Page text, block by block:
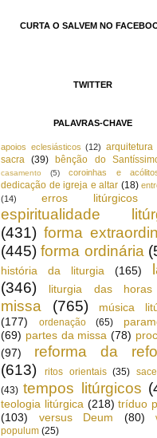
CURTA O SALVEM NO
TWITTER
PALAVRAS-CHAVE
apoios eclesiásticos (12) arquitetura
sacra (39) bênção do
casamento (5) coroinhas e
dedicação de igreja e altar (18)
(14)
erros litúrgicos
espiritualidade
(431) forma
(445) forma ordinária
história da liturgia (165)
(346)
liturgia das horas
missa (765)
música
(177)
ordenação (65)
(69) partes da missa (78)
(97)
reforma da
(613)
ritos orientais (35)
(43) tempos litúrgicos
teologia litúrgica (218) tríduo
(103)
versus Deum (80)
populum (25)